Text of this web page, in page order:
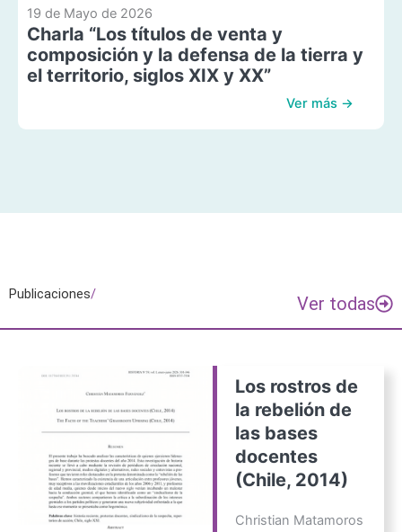
19 de Mayo de 2026
Charla “Los títulos de venta y
composición y la defensa de la tierra y
el territorio, siglos XIX y XX”
Ver más →
Publicaciones/ Ver todas
Los rostros de
la rebelión de
las bases
docentes
(Chile, 2014)
Christian Matamoros